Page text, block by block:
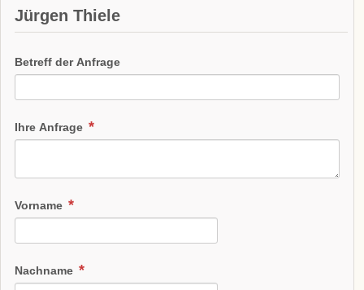
Jürgen Thiele
Betreff der Anfrage
Ihre Anfrage
Vorname
Nachname